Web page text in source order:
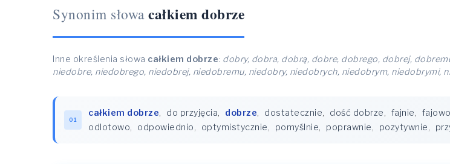
Synonim słowa całkiem dobrze
Inne określenia słowa całkiem dobrze: dobry, dobra, dobrą, dobre, dobrego, dobrej,
niedobre, niedobrego, niedobrej, niedobremu, niedobry, niedobrych, niedobrym, niedobrymi,
01
całkiem dobrze, do przyjęcia, dobrze, dostatecznie, dość dobrze, fajnie, fajowo
odlotowo, odpowiednio, optymistycznie, pomyślnie, poprawnie, pozytywnie,